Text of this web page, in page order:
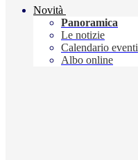
Novità
Panoramica
Le notizie
Calendario eventi
Albo online